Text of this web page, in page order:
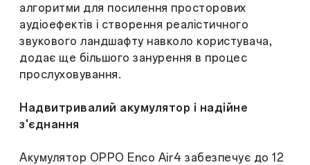
алгоритми для посилення просторових
аудіоефектів і створення реалістичного
звукового ландшафту навколо користувача,
додає ще більшого занурення в процес
прослуховування.
Надвитривалий акумулятор і надійне
з'єднання
Акумулятор OPPO Enco Air4 забезпечує до 12